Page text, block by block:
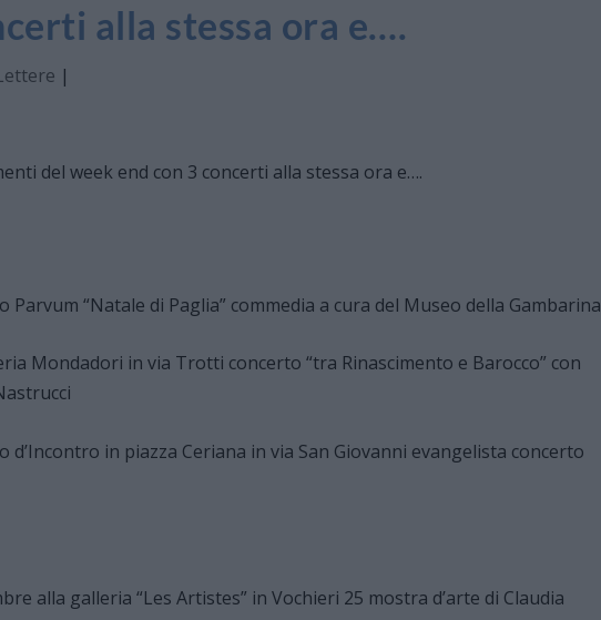
alla stessa ora e….
|
Parvum “Natale di Paglia” commedia a cura del Museo della Gambarina
Mondadori in via Trotti concerto “tra Rinascimento e Barocco” con
d’Incontro in piazza Ceriana in via San Giovanni evangelista concerto
alla galleria “Les Artistes” in Vochieri 25 mostra d’arte di Claudia